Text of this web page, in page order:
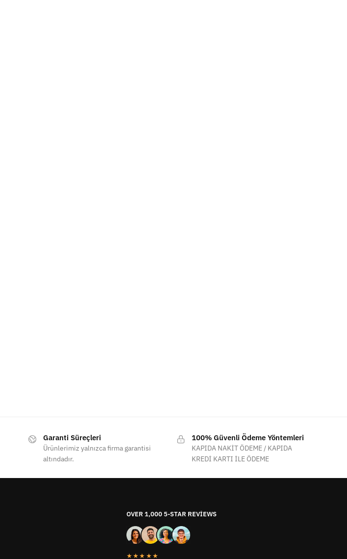
Garanti Süreçleri
Ürünlerimiz yalnızca firma garantisi
altındadır.
100% Güvenli Ödeme Yöntemleri
KAPIDA NAKİT ÖDEME / KAPIDA
KREDİ KARTI İLE ÖDEME
OVER 1,000 5-STAR REVIEWS
★★★★★